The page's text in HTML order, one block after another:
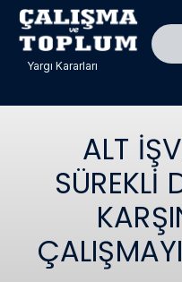
Yargı Kararları
ALT
SÜREKLİ